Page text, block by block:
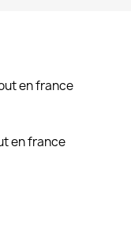
en france
en france